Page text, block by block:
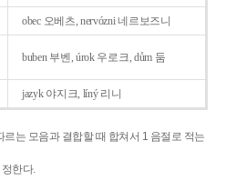
obec 오베츠, nervózni 네르보즈니
buben 부벤, úrok 우로크, dům 둠
jazyk야지크, líný 리니
르는 모음과 결합할 때 합쳐서 1 음절로 적는
한다.